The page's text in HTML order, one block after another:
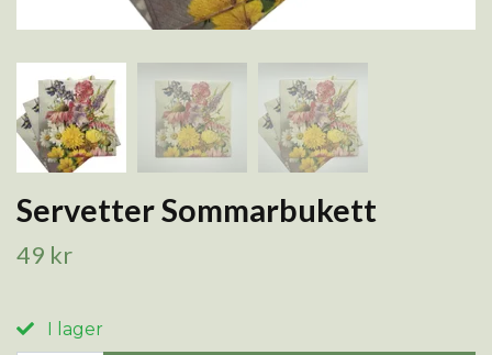
Servetter Sommarbukett
49 kr
I lager